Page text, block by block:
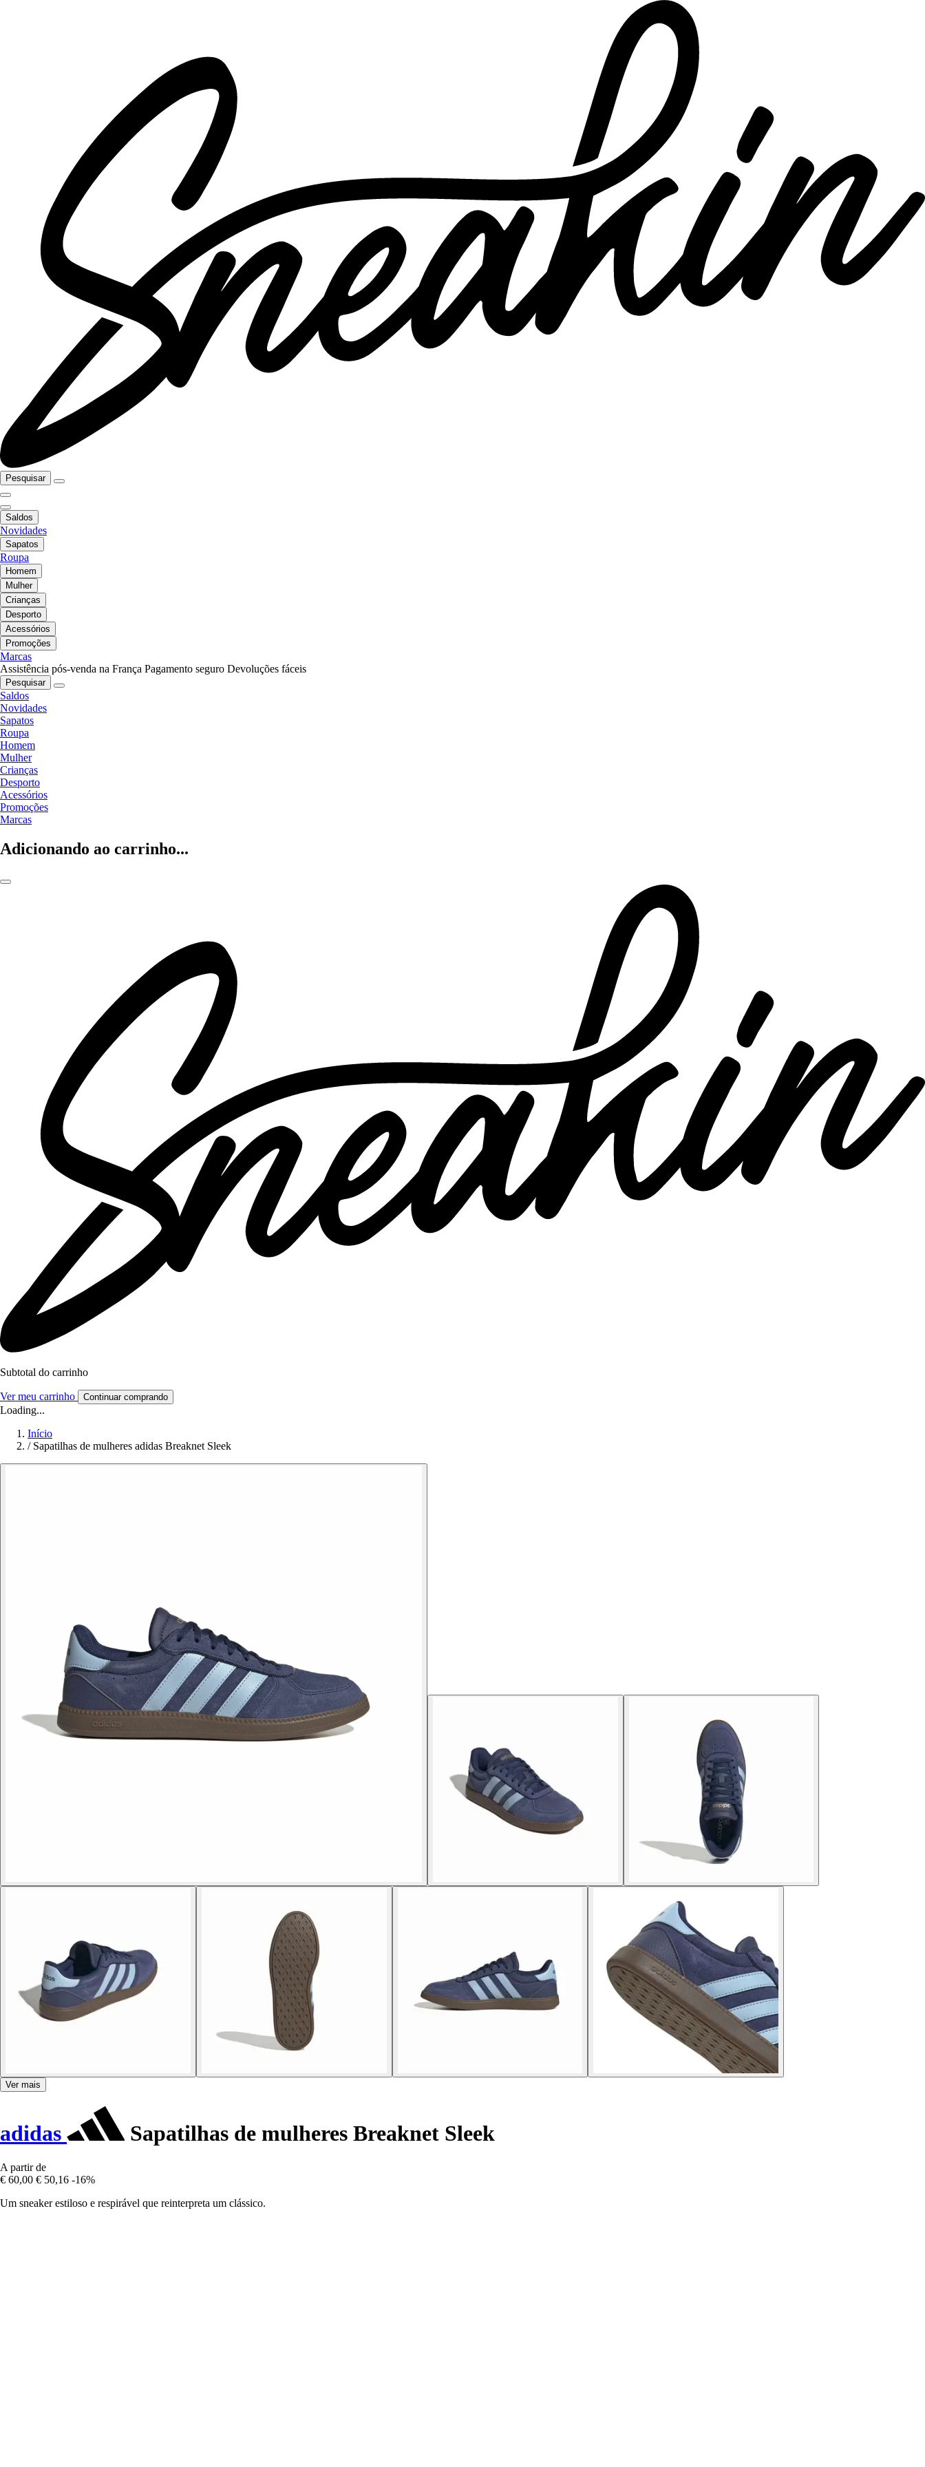
Pesquisar
Saldos
Novidades
Sapatos
Roupa
Homem
Mulher
Crianças
Desporto
Acessórios
Promoções
Marcas
Assistência pós-venda na França Pagamento seguro Devoluções fáceis
Pesquisar
Saldos
Novidades
Sapatos
Roupa
Homem
Mulher
Crianças
Desporto
Acessórios
Promoções
Marcas
Adicionando ao carrinho...
Subtotal do carrinho
Ver meu carrinho Continuar comprando
Loading...
Início
/ Sapatilhas de mulheres adidas Breaknet Sleek
Ver mais
adidas Sapatilhas de mulheres Breaknet Sleek
A partir de
€ 60,00 € 50,16 -16%
Um sneaker estiloso e respirável que reinterpreta um clássico.